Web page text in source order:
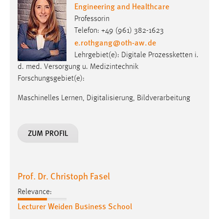
Engineering and Healthcare
Professorin
Telefon: +49 (961) 382-1623
e.rothgang@oth-aw.de
Lehrgebiet(e): Digitale Prozessketten i.
d. med. Versorgung u. Medizintechnik
Forschungsgebiet(e):
Maschinelles Lernen, Digitalisierung, Bildverarbeitung
ZUM PROFIL
Prof. Dr. Christoph Fasel
Relevance:
Lecturer Weiden Business School